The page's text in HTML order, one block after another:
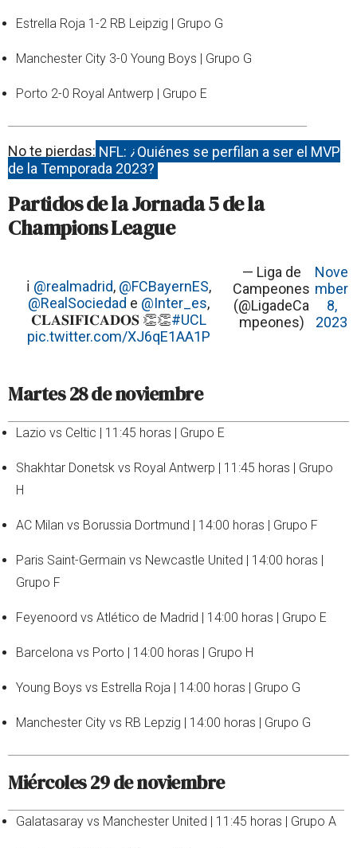
Estrella Roja 1-2 RB Leipzig | Grupo G
Manchester City 3-0 Young Boys | Grupo G
Porto 2-0 Royal Antwerp | Grupo E
No te pierdas: NFL: ¿Quiénes se perfilan a ser el MVP
de la Temporada 2023?
Partidos de la Jornada 5 de la
Champions League
ℹ️ @realmadrid, @FCBayernES,
@RealSociedad e @Inter_es,
𝐂𝐋𝐀𝐒𝐈𝐅𝐈𝐂𝐀𝐃𝐎𝐒 👏👏#UCL
pic.twitter.com/XJ6qE1AA1P
— Liga de
Campeones
(@LigadeCa
mpeones)
Nove
mber
8,
2023
Martes 28 de noviembre
Lazio vs Celtic | 11:45 horas | Grupo E
Shakhtar Donetsk vs Royal Antwerp | 11:45 horas | Grupo
H
AC Milan vs Borussia Dortmund | 14:00 horas | Grupo F
Paris Saint-Germain vs Newcastle United | 14:00 horas |
Grupo F
Feyenoord vs Atlético de Madrid | 14:00 horas | Grupo E
Barcelona vs Porto | 14:00 horas | Grupo H
Young Boys vs Estrella Roja | 14:00 horas | Grupo G
Manchester City vs RB Lepzig | 14:00 horas | Grupo G
Miércoles 29 de noviembre
Galatasaray vs Manchester United | 11:45 horas | Grupo A